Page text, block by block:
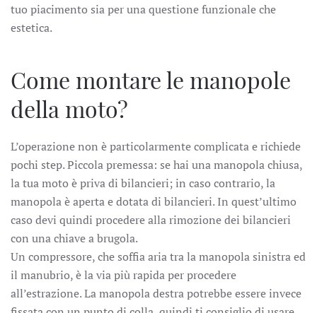
tuo piacimento sia per una questione funzionale che
estetica.
Come montare le manopole
della moto?
L’operazione non è particolarmente complicata e richiede
pochi step. Piccola premessa: se hai una manopola chiusa,
la tua moto è priva di bilancieri; in caso contrario, la
manopola è aperta e dotata di bilancieri. In quest’ultimo
caso devi quindi procedere alla rimozione dei bilancieri
con una chiave a brugola.
Un compressore, che soffia aria tra la manopola sinistra ed
il manubrio, è la via più rapida per procedere
all’estrazione. La manopola destra potrebbe essere invece